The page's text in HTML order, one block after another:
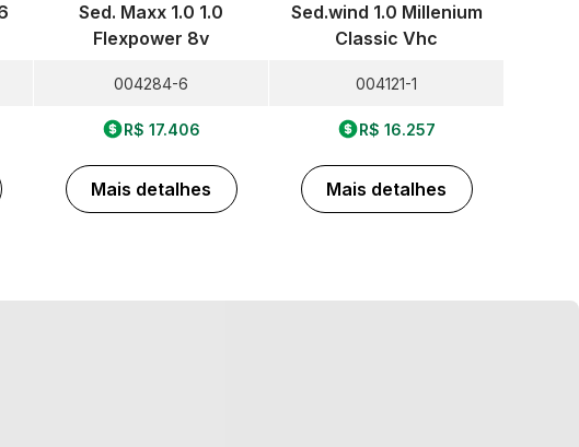
Sed. Maxx 1.0 1.0
Flexpower 8v
004284-6
R$ 17.406
Mais detalhes
Sed.wind 1.0 Millenium
Classic Vhc
004121-1
R$ 16.257
Mais detalhes